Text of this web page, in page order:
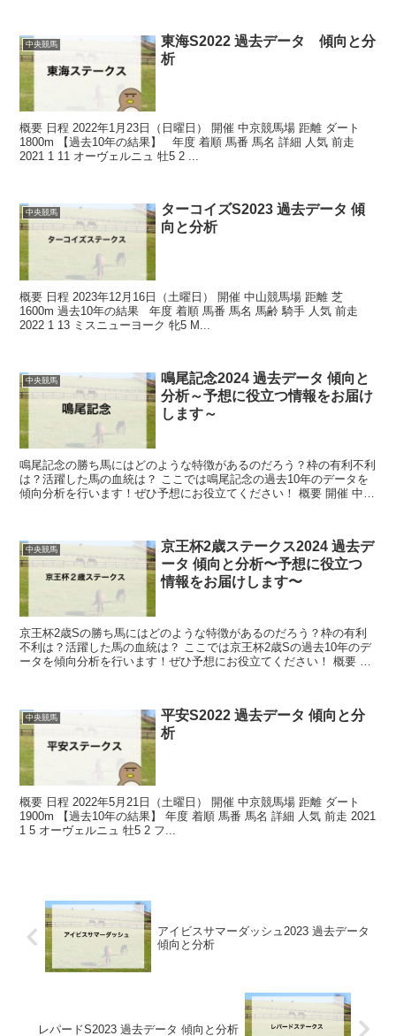
中央競馬
東海S2022 過去データ 傾向と分
析
概要 日程 2022年1月23日（日曜日） 開催 中京競馬場 距離 ダート
1800m 【過去10年の結果】 年度 着順 馬番 馬名 詳細 人気 前走
2021 1 11 オーヴェルニュ 牡5 2 ...
中央競馬
ターコイズS2023 過去データ 傾
向と分析
概要 日程 2023年12月16日（土曜日） 開催 中山競馬場 距離 芝
1600m 過去10年の結果 年度 着順 馬番 馬名 馬齢 騎手 人気 前走
2022 1 13 ミスニューヨーク 牝5 M...
中央競馬
鳴尾記念2024 過去データ 傾向と
分析～予想に役立つ情報をお届け
します～
鳴尾記念の勝ち馬にはどのような特徴があるのだろう？枠の有利不利
は？活躍した馬の血統は？ ここでは鳴尾記念の過去10年のデータを
傾向分析を行います！ぜひ予想にお役立てください！ 概要 開催 中京
中央競馬
京王杯2歳ステークス2024 過去デ
ータ 傾向と分析〜予想に役立つ
情報をお届けします〜
京王杯2歳Sの勝ち馬にはどのような特徴があるのだろう？枠の有利
不利は？活躍した馬の血統は？ ここでは京王杯2歳Sの過去10年のデ
ータを傾向分析を行います！ぜひ予想にお役立てください！ 概要 開
中央競馬
平安S2022 過去データ 傾向と分
析
概要 日程 2022年5月21日（土曜日） 開催 中京競馬場 距離 ダート
1900m 【過去10年の結果】 年度 着順 馬番 馬名 詳細 人気 前走 2021
1 5 オーヴェルニュ 牡5 2 フ...
アイビスサマーダッシュ2023 過去データ
傾向と分析
レパードS2023 過去データ 傾向と分析